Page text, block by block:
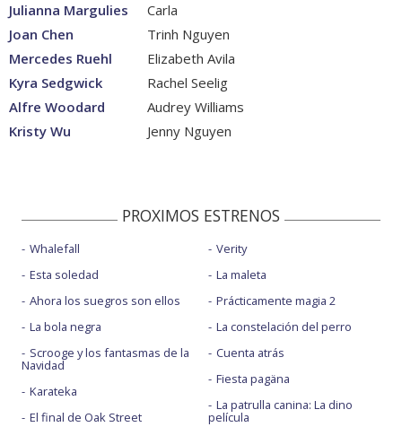
Julianna Margulies
Carla
Joan Chen
Trinh Nguyen
Mercedes Ruehl
Elizabeth Avila
Kyra Sedgwick
Rachel Seelig
Alfre Woodard
Audrey Williams
Kristy Wu
Jenny Nguyen
PROXIMOS ESTRENOS
Whalefall
Esta soledad
Ahora los suegros son ellos
La bola negra
Scrooge y los fantasmas de la
Navidad
Karateka
El final de Oak Street
Verity
La maleta
Prácticamente magia 2
La constelación del perro
Cuenta atrás
Fiesta pagäna
La patrulla canina: La dino
película